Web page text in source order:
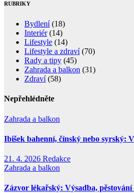
RUBRIKY
Bydlení(18)
Interiér(14)
Lifestyle (14)
Lifestyle a zdraví(70)
Rady a tipy (45)
Zahrada a balkon (31)
Zdraví(58)
Nepřehlédněte
Zahrada a balkon
Ibišek bahenní, čínský nebo syrský:
21. 4. 2026 Redakce
Zahrada a balkon
Zázvor lékařský: Výsadba,